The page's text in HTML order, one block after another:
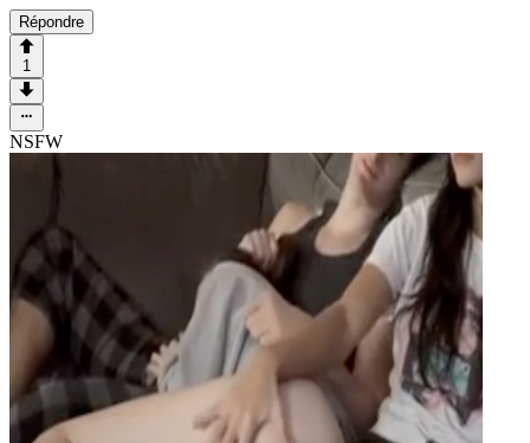
Répondre
1
NSFW